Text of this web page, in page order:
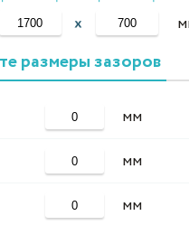
размеры зазоров
мм
мм
мм